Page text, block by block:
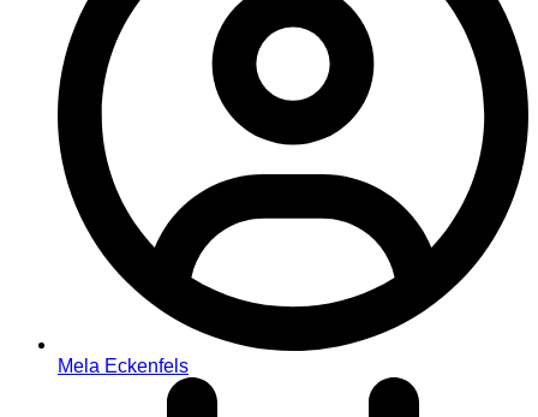
Mela Eckenfels